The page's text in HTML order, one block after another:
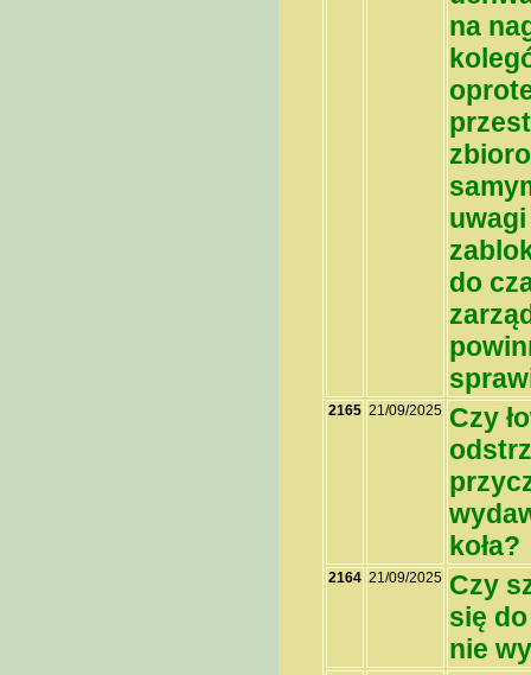
na
do
2165 21/09/2025 Czy
koła?
2164 21/09/2025 Czy
się
nie